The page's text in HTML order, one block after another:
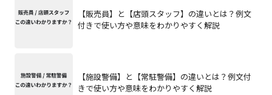
【販売員】と【店頭スタッフ】の違いとは？例文
付きで使い方や意味をわかりやすく解説
【施設警備】と【常駐警備】の違いとは？例文付
きで使い方や意味をわかりやすく解説